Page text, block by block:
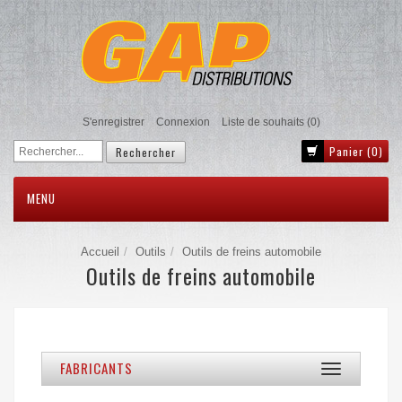
S'enregistrer Connexion Liste de souhaits (0)
Panier (0)
MENU
Accueil Outils Outils de freins automobile
Outils de freins automobile
Toggle
navigation
FABRICANTS